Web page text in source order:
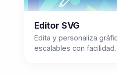
Editor SVG
Edita y personaliza
escalables con facilidad.